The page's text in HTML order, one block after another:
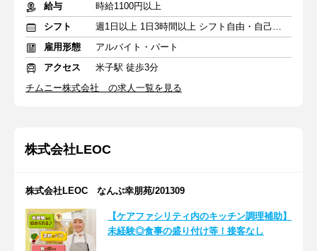
給与
時給1100円以上
シフト
週1日以上 1日3時間以上 シフト自由・自己申告
雇用形態
アルバイト・パート
アクセス
米子駅 徒歩3分
チムニー株式会社 の求人一覧を見る
株式会社LEOC
株式会社LEOC なんぶ幸朋苑/201309
【ケアファシリティ内のキッチン調理補助】
未経験◎食事の盛り付け等！接客なし